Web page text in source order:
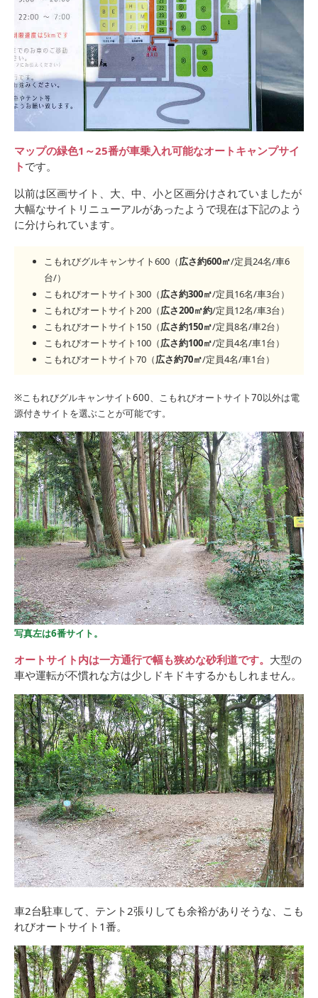
マップの緑色1～25番が車乗入れ可能なオートキャンプサイ
ト です。
以前は区画サイト、大、中、小と区画分けされていましたが
大幅なサイトリニューアルがあったようで現在は下記のよう
に分けられています。
こもれびグルキャンサイト600（広さ約600㎡/定員24名/車6
台/）
こもれびオートサイト300（広さ約300㎡/定員16名/車3台）
こもれびオートサイト200（広さ200㎡約/定員12名/車3台）
こもれびオートサイト150（広さ約150㎡/定員8名/車2台）
こもれびオートサイト100（広さ約100㎡/定員4名/車1台）
こもれびオートサイト70（広さ約70㎡/定員4名/車1台）
※こもれびグルキャンサイト600、こもれびオートサイト70以外は電
源付きサイトを選ぶことが可能です。
写真左は6番サイト。
オートサイト内は一方通行で幅も狭めな砂利道です。 大型の
車や運転が不慣れな方は少しドキドキするかもしれません。
車2台駐車して、テント2張りしても余裕がありそうな、こも
れびオートサイト1番。